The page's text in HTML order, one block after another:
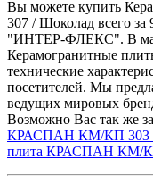
Вы можете купить
307 / Шоколад всего за
"ИНТЕР-ФЛЕКС". В
Керамогранитные
технические
посетителей. Мы
ведущих мировых
Возможно Вас так же
КРАСПАН КМ/КП 303
плита КРАСПАН КМ/